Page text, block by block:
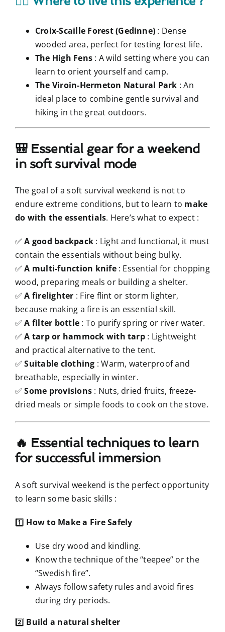
Croix-Scaille Forest (Gedinne) : Dense
wooded area, perfect for testing forest life.
The High Fens : A wild setting where you can
learn to orient yourself and camp.
The Viroin-Hermeton Natural Park : An
ideal place to combine gentle survival and
hiking in the great outdoors.
🎒 Essential gear for a weekend
in soft survival mode
The goal of a soft survival weekend is not to
endure extreme conditions, but to learn to make
do with the essentials. Here’s what to expect :
✅A good backpack : Light and functional, it must
contain the essentials without being bulky.
✅A multi-function knife: Essential for chopping
wood, preparing meals or building a shelter.
✅A firelighter : Fire flint or storm lighter,
because making a fire is an essential skill.
✅A filter bottle : To purify spring or river water.
✅A tarp or hammock with tarp: Lightweight
and practical alternative to the tent.
✅Suitable clothing : Warm, waterproof and
breathable, especially in winter.
✅Some provisions : Nuts, dried fruits, freeze-
dried meals or simple foods to cook on the stove.
🔥 Essential techniques to learn
for successful immersion
A soft survival weekend is the perfect opportunity
to learn some basic skills :
1️⃣ How to Make a Fire Safely
Use dry wood and kindling.
Know the technique of the “teepee” or the
“Swedish fire”.
Always follow safety rules and avoid fires
during dry periods.
2️⃣ Build a natural shelter